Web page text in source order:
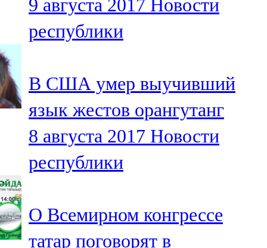
9 августа 2017 Новости
республики
В США умер выучивший
язык жестов орангутанг
8 августа 2017 Новости
республики
О Всемирном конгрессе
татар поговорят в